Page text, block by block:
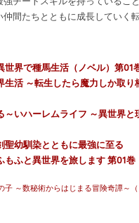
間たちとともに成長していく
世界で種馬生活（ノベル）第01
生活 ～転生したら魔力しか取
～いハーレムライフ ～異世界
聖幼馴染とともに最強に至る
もふと異世界を旅します 第01巻
子 ～数秘術からはじまる冒険奇譚～